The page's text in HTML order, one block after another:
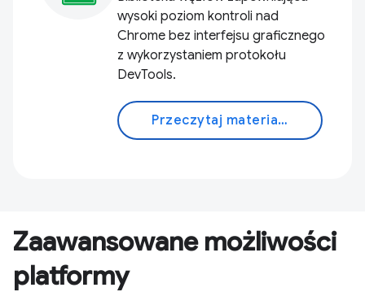
wysoki poziom kontroli nad
Chrome bez interfejsu graficznego
z wykorzystaniem protokołu
DevTools.
Przeczytaj materiały
Zaawansowane możliwości
platformy